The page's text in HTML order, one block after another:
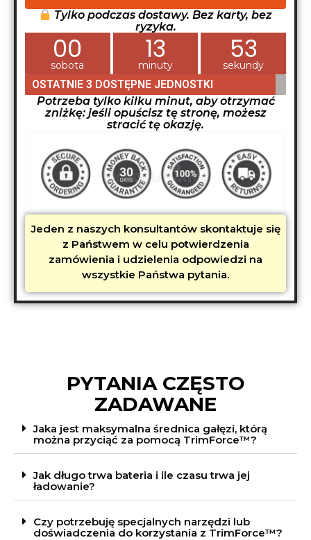
Tylko podczas dostawy. Bez karty, bez
ryzyka.
00
sobota 13
minuty 52
sekundy
OSTATNIE 3 DOSTĘPNE JEDNOSTKI
Potrzeba tylko kilku minut, aby otrzymać
zniżkę: jeśli opuścisz tę stronę, możesz
stracić tę okazję.
Jeden z naszych konsultantów skontaktuje się
z Państwem w celu potwierdzenia
zamówienia i udzielenia odpowiedzi na
wszystkie Państwa pytania.
PYTANIA CZĘSTO
ZADAWANE
Jaka jest maksymalna średnica gałęzi, którą
można przyciąć za pomocą TrimForce™?
Jak długo trwa bateria i ile czasu trwa jej
ładowanie?
Czy potrzebuję specjalnych narzędzi lub
doświadczenia do korzystania z TrimForce™?